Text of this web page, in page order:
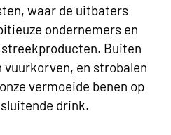
waar de uitbaters
ondernemers en
Buiten
en strobalen
vermoeide benen op
drink.